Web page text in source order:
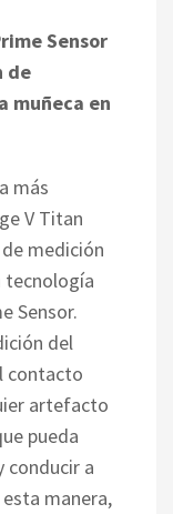
Sensor
de
muñeca en
más
V Titan
medición
tecnología
Sensor.
del
contacto
artefacto
pueda
conducir a
manera,